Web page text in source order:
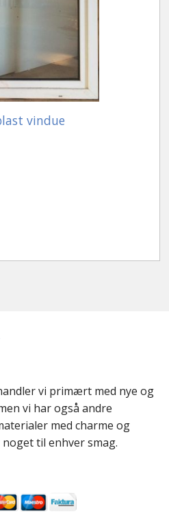
vindue
vi primært med nye og
vi har også andre
med charme og
til enhver smag.